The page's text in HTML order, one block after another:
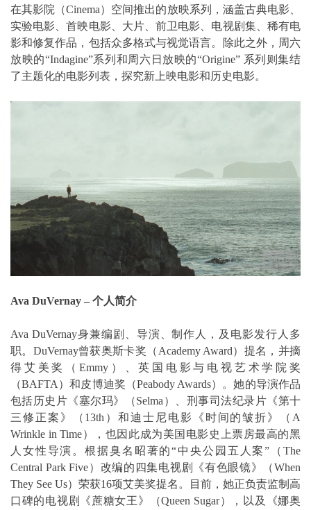
在其影院（Cinema）空间推出的放映系列，涵盖古典电影、
实验电影、首映电影、大片、前卫电影、电视剧集、稀有电
影和修复作品，包括众多格式与视觉语言。除此之外，周六
放映的“Indagine”系列和周六日放映的“Origine” 系列则集结
了主题化的电影列表，探究新上映电影和历史电影。
Ava DuVernay – 个人简介
Ava DuVernay身兼编剧、导演、制作人，及电影发行人多
职。DuVernay曾获奥斯卡奖（Academy Award）提名，并摘
得艾美奖（Emmy）、英国电影与电视艺术学院奖
（BAFTA）和皮博迪奖（Peabody Awards）。她的导演作品
包括历史片《塞尔玛》（Selma）、刑事司法纪录片《第十
三修正案》（13th）和迪士尼电影《时间的皱折》（A
Wrinkle in Time），也因此成为美国电影史上票房最高的黑
人女性导演。根据臭名昭著的“中央公园五人案”（The
Central Park Five）改编的四集电视剧《有色眼镜》（When
They See Us）荣获16项艾美奖提名。目前，她正负责监制高
口碑的电视剧《蔗糖女王》（Queen Sugar），以及《娜奥